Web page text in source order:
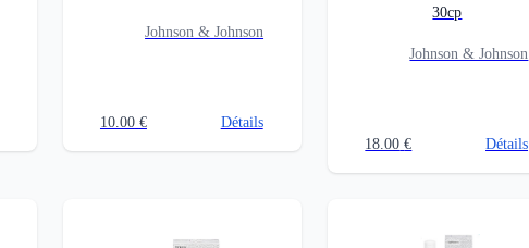
Johnson & Johnson
10.00 € Détails
30cp
Johnson & Johnson
18.00 € Détails